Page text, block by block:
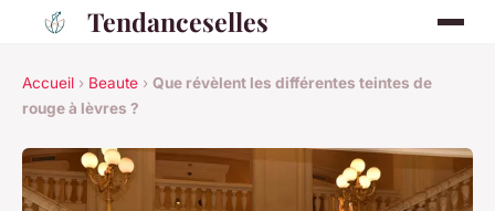
Tendanceselles
Accueil › Beaute › Que révèlent les différentes teintes de
rouge à lèvres ?